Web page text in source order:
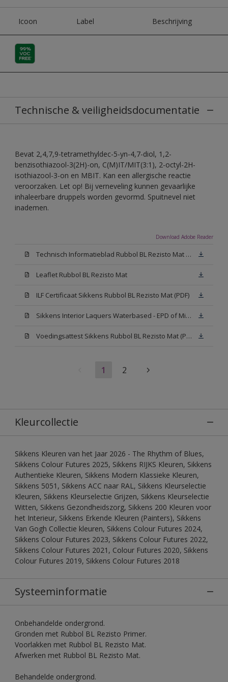
Icoon Label Beschrijving
Technische & veiligheidsdocumentatie
Bevat 2,4,7,9-tetramethyldec-5-yn-4,7-diol, 1,2-
benzisothiazool-3(2H)-on, C(M)IT/MIT(3:1), 2-octyl-2H-
isothiazool-3-on en MBIT. Kan een allergische reactie
veroorzaken. Let op! Bij verneveling kunnen gevaarlijke
inhaleerbare druppels worden gevormd. Spuitnevel niet
inademen.
Download Adobe Reader
Technisch Informatieblad Rubbol BL Rezisto Mat (PDF)
Leaflet Rubbol BL Rezisto Mat
ILF Certificaat Sikkens Rubbol BL Rezisto Mat (PDF)
Sikkens Interior Laquers Waterbased - EPD of Milieuproductverklaring
Voedingsattest Sikkens Rubbol BL Rezisto Mat (PDF)
1 2
Kleurcollectie
Sikkens Kleuren van het Jaar 2026 - The Rhythm of Blues,
Sikkens Colour Futures 2025, Sikkens RIJKS Kleuren, Sikkens
Authentieke Kleuren, Sikkens Modern Klassieke Kleuren,
Sikkens 5051, Sikkens ACC naar RAL, Sikkens Kleurselectie
Kleuren, Sikkens Kleurselectie Grijzen, Sikkens Kleurselectie
Witten, Sikkens Gezondheidszorg, Sikkens 200 Kleuren voor
het Interieur, Sikkens Erkende Kleuren (Painters), Sikkens
Van Gogh Collectie kleuren, Sikkens Colour Futures 2024,
Sikkens Colour Futures 2023, Sikkens Colour Futures 2022,
Sikkens Colour Futures 2021, Colour Futures 2020, Sikkens
Colour Futures 2019, Sikkens Colour Futures 2018
Systeeminformatie
Onbehandelde ondergrond.
Gronden met Rubbol BL Rezisto Primer.
Voorlakken met Rubbol BL Rezisto Mat.
Afwerken met Rubbol BL Rezisto Mat.
Behandelde ondergrond.